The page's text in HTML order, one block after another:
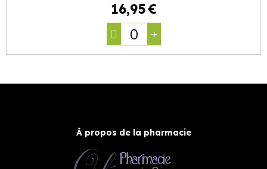
16,95€
0
À propos de la pharmacie